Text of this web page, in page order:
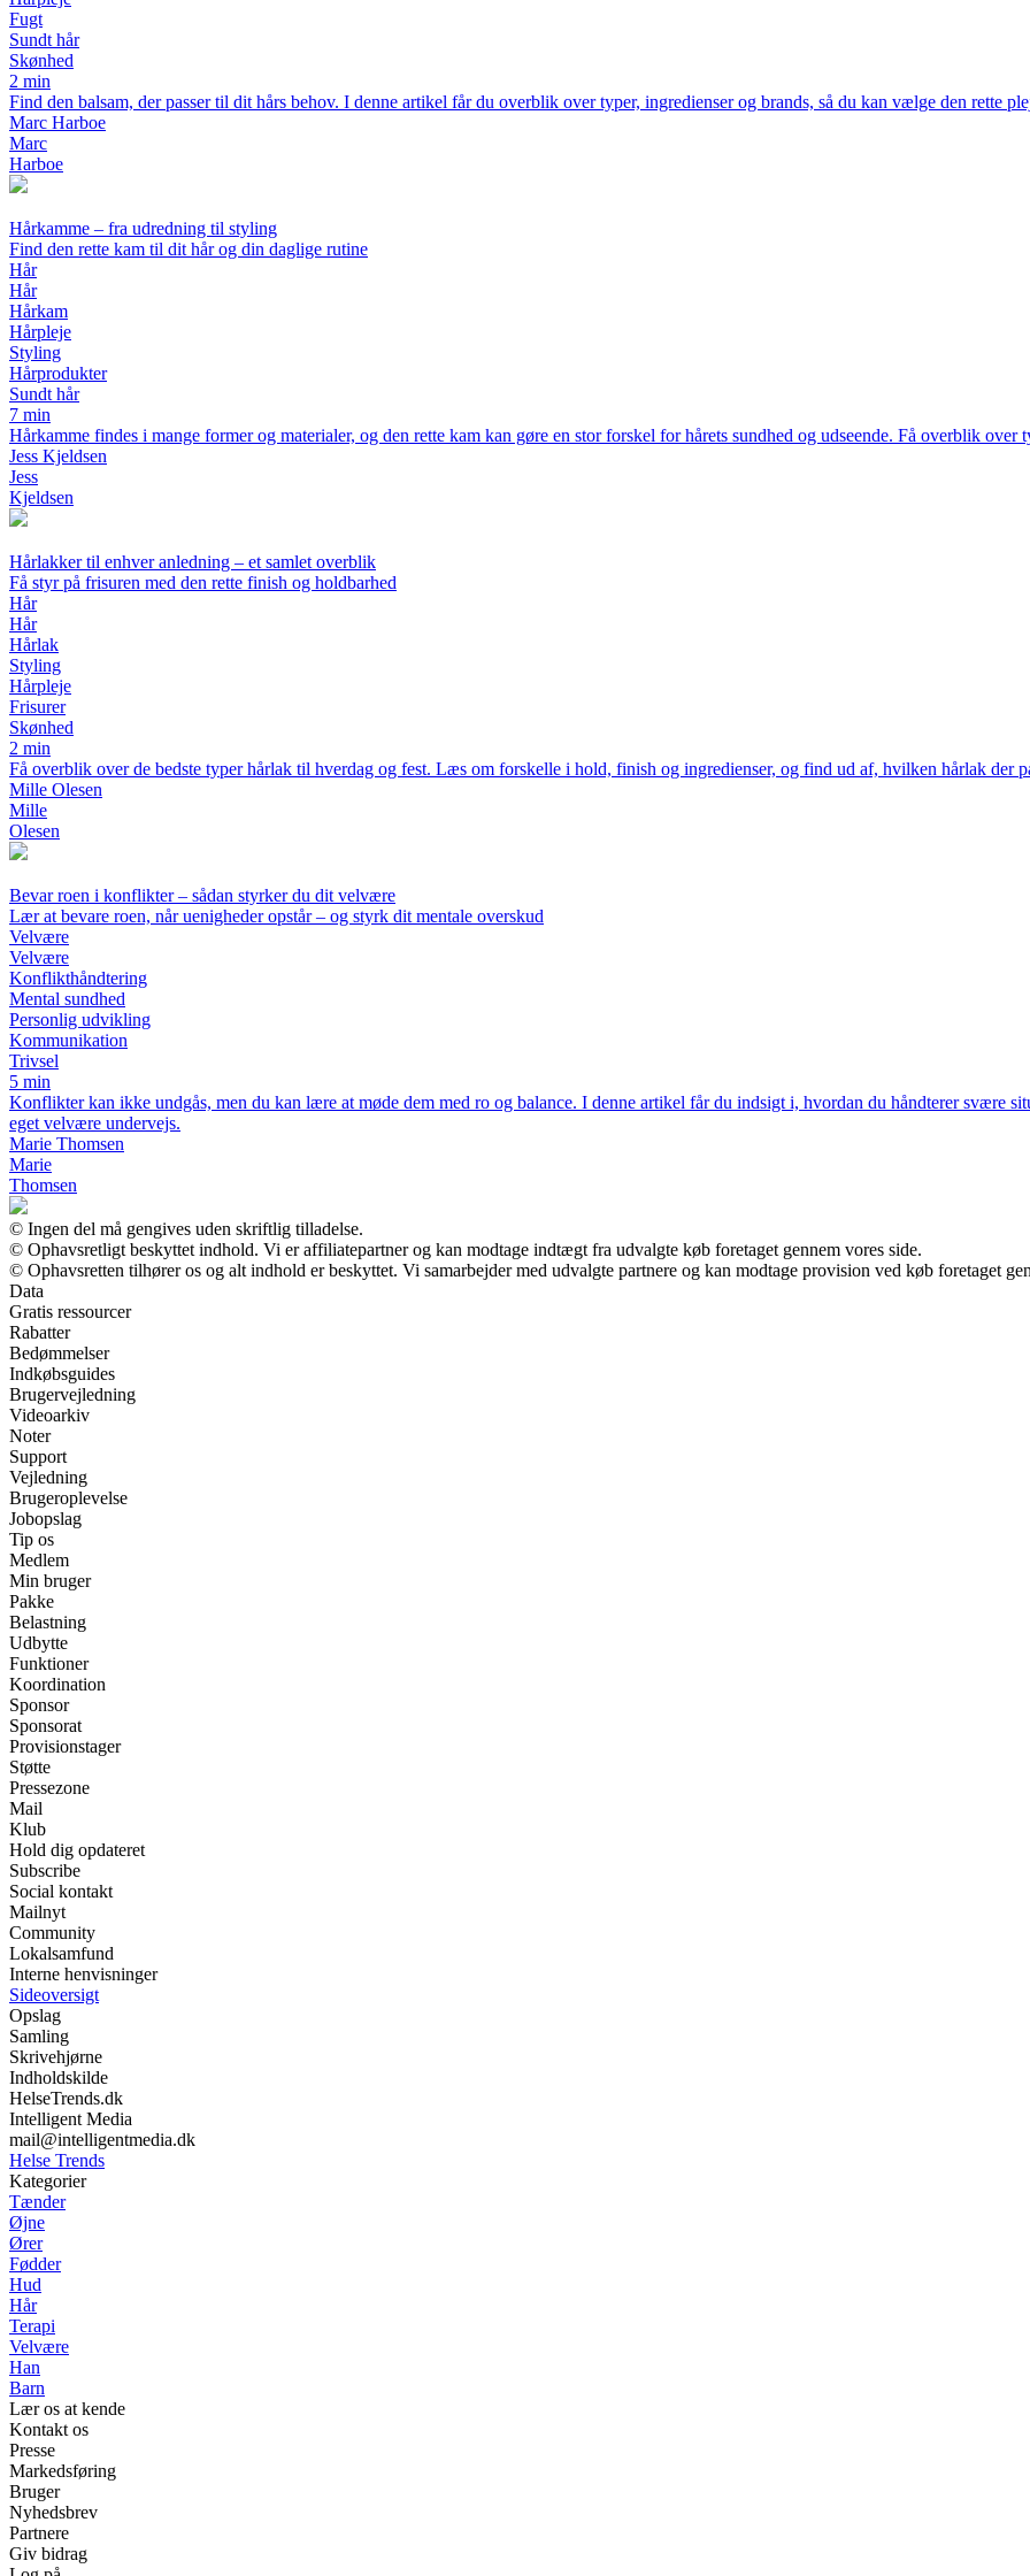
Fugt
Sundt hår
Skønhed
2 min
Find den balsam, der passer til dit hårs behov. I denne artikel får du overblik over typer, ingredienser og brands, så du kan vælge den rette
Marc Harboe
Marc
Harboe
Hårkamme – fra udredning til styling
Find den rette kam til dit hår og din daglige rutine
Hår
Hår
Hårkam
Hårpleje
Styling
Hårprodukter
Sundt hår
7 min
Hårkamme findes i mange former og materialer, og den rette kam kan gøre en stor forskel for hårets sundhed og udseende. Få overblik
Jess Kjeldsen
Jess
Kjeldsen
Hårlakker til enhver anledning – et samlet overblik
Få styr på frisuren med den rette finish og holdbarhed
Hår
Hår
Hårlak
Styling
Hårpleje
Frisurer
Skønhed
2 min
Få overblik over de bedste typer hårlak til hverdag og fest. Læs om forskelle i hold, finish og ingredienser, og find ud af, hvilken hårlak der
Mille Olesen
Mille
Olesen
Bevar roen i konflikter – sådan styrker du dit velvære
Lær at bevare roen, når uenigheder opstår – og styrk dit mentale overskud
Velvære
Velvære
Konflikthåndtering
Mental sundhed
Personlig udvikling
Kommunikation
Trivsel
5 min
Konflikter kan ikke undgås, men du kan lære at møde dem med ro og balance. I denne artikel får du indsigt i, hvordan du håndterer svære
eget velvære undervejs.
Marie Thomsen
Marie
Thomsen
© Ingen del må gengives uden skriftlig tilladelse.
© Ophavsretligt beskyttet indhold. Vi er affiliatepartner og kan modtage indtægt fra udvalgte køb foretaget gennem vores side.
© Ophavsretten tilhører os og alt indhold er beskyttet. Vi samarbejder med udvalgte partnere og kan modtage provision ved køb foretaget
Data
Gratis ressourcer
Rabatter
Bedømmelser
Indkøbsguides
Brugervejledning
Videoarkiv
Noter
Support
Vejledning
Brugeroplevelse
Jobopslag
Tip os
Medlem
Min bruger
Pakke
Belastning
Udbytte
Funktioner
Koordination
Sponsor
Sponsorat
Provisionstager
Støtte
Pressezone
Mail
Klub
Hold dig opdateret
Subscribe
Social kontakt
Mailnyt
Community
Lokalsamfund
Interne henvisninger
Sideoversigt
Opslag
Samling
Skrivehjørne
Indholdskilde
HelseTrends.dk
Intelligent Media
mail@intelligentmedia.dk
Helse Trends
Kategorier
Tænder
Øjne
Ører
Fødder
Hud
Hår
Terapi
Velvære
Han
Barn
Lær os at kende
Kontakt os
Presse
Markedsføring
Bruger
Nyhedsbrev
Partnere
Giv bidrag